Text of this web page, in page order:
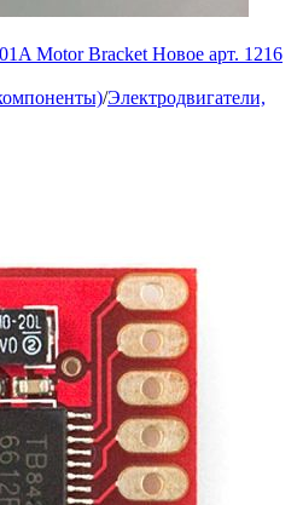
Motor Bracket Новое арт. 1216
/Электродвигатели,